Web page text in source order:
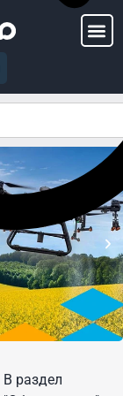
В раздел